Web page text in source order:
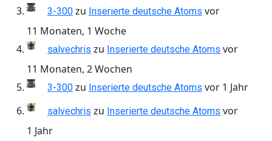
3-300 zu Inserierte deutsche Atoms vor
11 Monaten, 1 Woche
salvechris zu Inserierte deutsche Atoms vor
11 Monaten, 2 Wochen
3-300 zu Inserierte deutsche Atoms vor 1 Jahr
salvechris zu Inserierte deutsche Atoms vor
1 Jahr